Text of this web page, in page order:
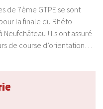
de 7ème GTPE se sont
la finale du Rhéto
Neufchâteau ! Ils ont assuré
de course d’orientation…